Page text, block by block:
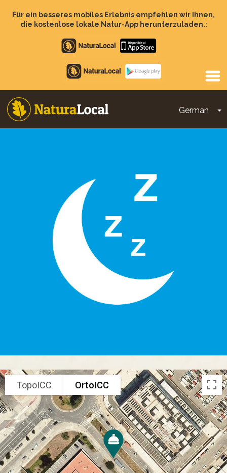
zumFür ein besseres mobiles Erlebnis empfehlen wir Ihnen,
die kostenlose lokale Natur-App herunterzuladen.:
Apple
store
Google
Play
German
Main
TopoICC OrtoICC